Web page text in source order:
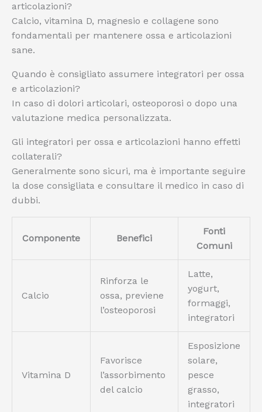
articolazioni?
Calcio, vitamina D, magnesio e collagene sono
fondamentali per mantenere ossa e articolazioni
sane.
Quando è consigliato assumere integratori per ossa
e articolazioni?
In caso di dolori articolari, osteoporosi o dopo una
valutazione medica personalizzata.
Gli integratori per ossa e articolazioni hanno effetti
collaterali?
Generalmente sono sicuri, ma è importante seguire
la dose consigliata e consultare il medico in caso di
dubbi.
Componente Benefici
Fonti
Comuni
Calcio
Rinforza le
ossa, previene
l’osteoporosi
Latte,
yogurt,
formaggi,
integratori
Vitamina D
Favorisce
l’assorbimento
del calcio
Esposizione
solare,
pesce
grasso,
integratori